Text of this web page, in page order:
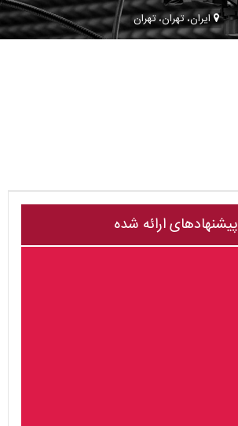
ایران، تهران، تهران
پیشنهادهای ارائه شده